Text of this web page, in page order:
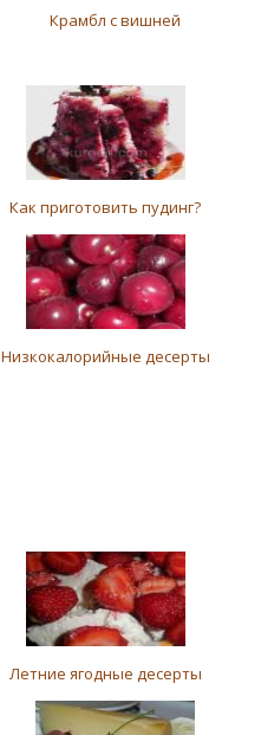
Крамбл с вишней
Как приготовить пудинг?
Низкокалорийные десерты
Летние ягодные десерты